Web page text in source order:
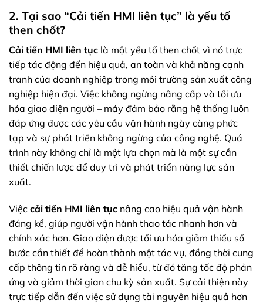
2. Tại sao “Cải tiến HMI liên tục” là yếu tố
then chốt?
Cải tiến HMI liên tục là một yếu tố then chốt vì nó trực
tiếp tác động đến hiệu quả, an toàn và khả năng cạnh
tranh của doanh nghiệp trong môi trường sản xuất công
nghiệp hiện đại. Việc không ngừng nâng cấp và tối ưu
hóa giao diện người – máy đảm bảo rằng hệ thống luôn
đáp ứng được các yêu cầu vận hành ngày càng phức
tạp và sự phát triển không ngừng của công nghệ. Quá
trình này không chỉ là một lựa chọn mà là một sự cần
thiết chiến lược để duy trì và phát triển năng lực sản
xuất.
Việc cải tiến HMI liên tục nâng cao hiệu quả vận hành
đáng kể, giúp người vận hành thao tác nhanh hơn và
chính xác hơn. Giao diện được tối ưu hóa giảm thiểu số
bước cần thiết để hoàn thành một tác vụ, đồng thời cung
cấp thông tin rõ ràng và dễ hiểu, từ đó tăng tốc độ phản
ứng và giảm thời gian chu kỳ sản xuất. Sự cải thiện này
trực tiếp dẫn đến việc sử dụng tài nguyên hiệu quả hơn